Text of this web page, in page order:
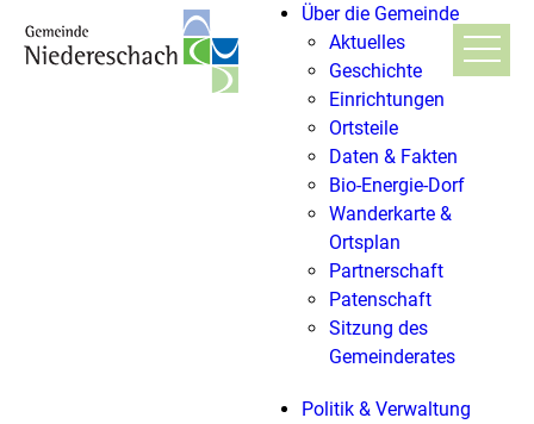
Über die Gemeinde
Aktuelles
Geschichte
Einrichtungen
Ortsteile
Daten & Fakten
Bio-Energie-Dorf
Wanderkarte &
Ortsplan
Partnerschaft
Patenschaft
Sitzung des
Gemeinderates
Politik & Verwaltung